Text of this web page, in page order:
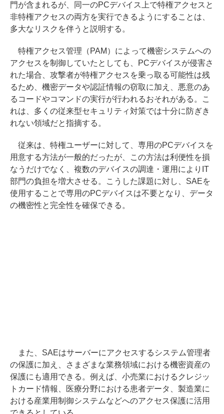
門が含まれるが、同一のPCデバイス上で特権アクセスと
非特権アクセスの両方を実行できるようにすることは、
多大なリスクを伴うと説明する。
特権アクセス管理（PAM）によって機密システムへの
アクセスを制御していたとしても、PCデバイスが侵害さ
れた場合、攻撃者が特権アクセスを乗っ取る可能性は残
るため、機密データや認証情報の窃取に加え、悪意のあ
るコードやコマンドの実行が行われるおそれがある。こ
れは、多くの従来型セキュリティ対策では十分に防ぎき
れない領域だと指摘する。
従来は、特権ユーザーに対して、専用のPCデバイスを
用意する方法が一般的だったが、この方法は利便性を損
なうだけでなく、複数のデバイスの調達・運用によりIT
部門の負担を増大させる。こうした課題に対し、SAEを
使用することで専用のPCデバイスは不要となり、データ
の機密性と完全性を確保できる。
また、SAEはサーバーにアクセスするシステム管理者
の保護に加え、さまざまな業務領域における機密資産の
保護にも適用できる。例えば、小売業におけるクレジッ
トカード情報、医療分野における患者データ、製造業に
おける産業用制御システムなどへのアクセス保護に活用